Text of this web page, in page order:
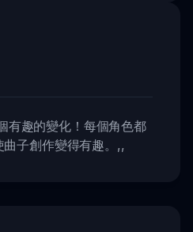
有趣的變化！每個角色都
子創作變得有趣。 ,,